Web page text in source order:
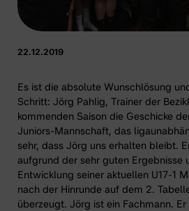
22.12.2019
Es ist die absolute Wunschlösung
Schritt: Jörg Pahlig, Trainer der
kommenden Saison die Geschicke
Juniors-Mannschaft, das
sehr, dass Jörg uns erhalten bleibt.
aufgrund der sehr guten Ergebnisse
Entwicklung seiner aktuellen U17-1
nach der Hinrunde auf dem 2.
überzeugt. Jörg ist ein Fachmann.